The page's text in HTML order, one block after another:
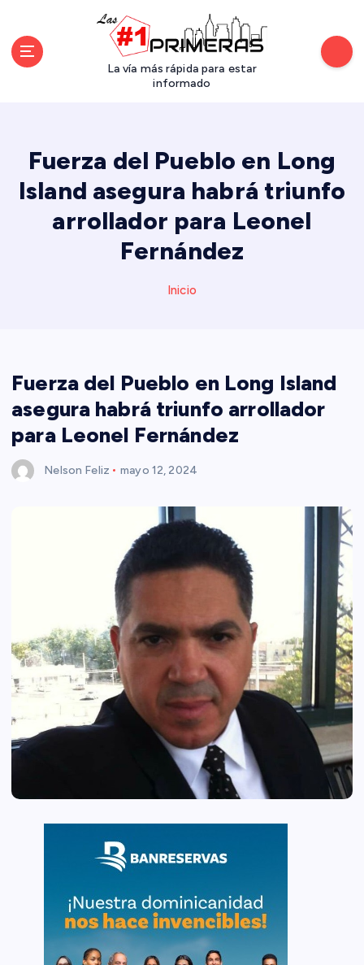
La vía más rápida para estar
informado
Fuerza del Pueblo en Long
Island asegura habrá triunfo
arrollador para Leonel
Fernández
Inicio
Fuerza del Pueblo en Long Island
asegura habrá triunfo arrollador
para Leonel Fernández
Nelson Feliz mayo 12, 2024